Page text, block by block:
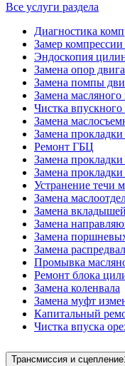
Все услуги раздела
Диагностика
Замер
Эндоскопия
Замена опор
Замена помпы
Замена масляного
Чистка впускного
Замена
Замена
Ремонт ГБЦ
Замена
Замена
Устранение течи
Замена
Замена
Замена
Замена
Замена
Промывка
Ремонт блока
Замена коленвала
Замена муфт
Капитальный
Чистка впуска
Трансмиссия и сцепление